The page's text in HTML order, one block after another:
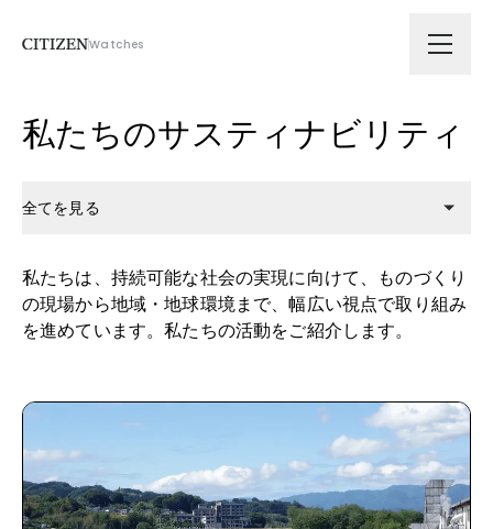
Watches
会社情報
技術ソリューション
拠点
サスティナビリティ
ニュース
採用
私たちのサスティナビリティ
全てを見る
全てを見る
技術継承と人の育成
地域社会との共生
企業の責任と働く環境
私たちは、持続可能な社会の実現に向けて、ものづくり
の現場から地域・地球環境まで、幅広い視点で取り組み
を進めています。私たちの活動をご紹介します。